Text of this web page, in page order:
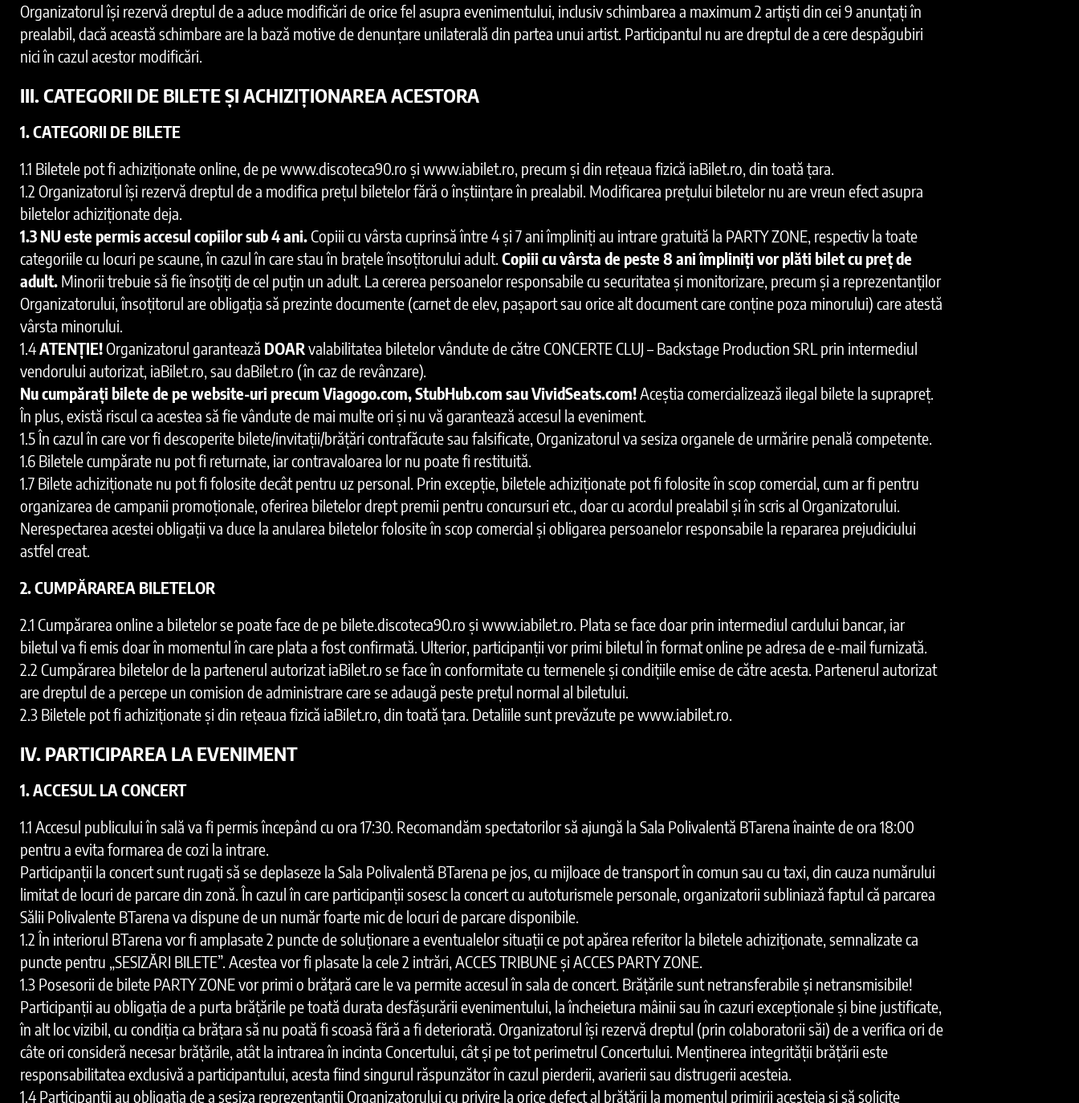
Organizatorul își rezervă dreptul de a aduce modificări de orice fel asupra evenimentului, inclusiv schimbarea a maximum 2 artiști din cei 9 anunțați în
prealabil, dacă această schimbare are la bază motive de denunțare unilaterală din partea unui artist. Participantul nu are dreptul de a cere despăgubiri
nici în cazul acestor modificări.
III. CATEGORII DE BILETE ȘI ACHIZIȚIONAREA ACESTORA
1. CATEGORII DE BILETE
1.1 Biletele pot fi achiziționate online, de pe www.discoteca90.ro și www.iabilet.ro, precum și din rețeaua fizică iaBilet.ro, din toată țara.
1.2 Organizatorul își rezervă dreptul de a modifica prețul biletelor fără o înștiințare în prealabil. Modificarea prețului biletelor nu are vreun efect asupra
biletelor achiziționate deja.
1.3 NU este permis accesul copiilor sub 4 ani.Copiii cu vârsta cuprinsă între 4 și 7 ani împliniți au intrare gratuită la PARTY ZONE, respectiv la toate
categoriile cu locuri pe scaune, în cazul în care stau în brațele însoțitorului adult. Copiii cu vârsta de peste 8 ani împliniți vor plăti bilet cu preț de
adult. Minorii trebuie să fie însoțiți de cel puțin un adult. La cererea persoanelor responsabile cu securitatea și monitorizare, precum și a reprezentanților
Organizatorului, însoțitorul are obligația să prezinte documente (carnet de elev, pașaport sau orice alt document care conține poza minorului) care atestă
vârsta minorului.
1.4ATENȚIE!Organizatorul garantează DOARvalabilitatea biletelor vândute de către CONCERTE CLUJ – Backstage Production SRL prin intermediul
vendorului autorizat, iaBilet.ro, sau daBilet.ro (în caz de revânzare).
Nu cumpărați bilete de pe website-uri precum Viagogo.com, StubHub.com sau VividSeats.com!Aceștia comercializează ilegal bilete la suprapreț.
În plus, există riscul ca acestea să fie vândute de mai multe ori și nu vă garantează accesul la eveniment.
1.5 În cazul în care vor fi descoperite bilete/invitații/brățări contrafăcute sau falsificate, Organizatorul va sesiza organele de urmărire penală competente.
1.6 Biletele cumpărate nu pot fi returnate, iar contravaloarea lor nu poate fi restituită.
1.7 Bilete achiziționate nu pot fi folosite decât pentru uz personal. Prin excepție, biletele achiziționate pot fi folosite în scop comercial, cum ar fi pentru
organizarea de campanii promoționale, oferirea biletelor drept premii pentru concursuri etc., doar cu acordul prealabil și în scris al Organizatorului.
Nerespectarea acestei obligații va duce la anularea biletelor folosite în scop comercial și obligarea persoanelor responsabile la repararea prejudiciului
astfel creat.
2. CUMPĂRAREA BILETELOR
2.1 Cumpărarea online a biletelor se poate face de pe bilete.discoteca90.ro și www.iabilet.ro. Plata se face doar prin intermediul cardului bancar, iar
biletul va fi emis doar în momentul în care plata a fost confirmată. Ulterior, participanții vor primi biletul în format online pe adresa de e-mail furnizată.
2.2 Cumpărarea biletelor de la partenerul autorizat iaBilet.ro se face în conformitate cu termenele și condițiile emise de către acesta. Partenerul autorizat
are dreptul de a percepe un comision de administrare care se adaugă peste prețul normal al biletului.
2.3 Biletele pot fi achiziționate și din rețeaua fizică iaBilet.ro, din toată țara. Detaliile sunt prevăzute pe www.iabilet.ro.
IV. PARTICIPAREA LA EVENIMENT
1. ACCESUL LA CONCERT
1.1 Accesul publicului în sală va fi permis începând cu ora 17:30. Recomandăm spectatorilor să ajungă la Sala Polivalentă BTarena înainte de ora 18:00
pentru a evita formarea de cozi la intrare.
Participanții la concert sunt rugați să se deplaseze la Sala Polivalentă BTarena pe jos, cu mijloace de transport în comun sau cu taxi, din cauza numărului
limitat de locuri de parcare din zonă. În cazul în care participanții sosesc la concert cu autoturismele personale, organizatorii subliniază faptul că parcarea
Sălii Polivalente BTarena va dispune de un număr foarte mic de locuri de parcare disponibile.
1.2 În interiorul BTarena vor fi amplasate 2 puncte de soluționare a eventualelor situații ce pot apărea referitor la biletele achiziționate, semnalizate ca
puncte pentru „SESIZĂRI BILETE”. Acestea vor fi plasate la cele 2 intrări, ACCES TRIBUNE și ACCES PARTY ZONE.
1.3 Posesorii de bilete PARTY ZONE vor primi o brățară care le va permite accesul în sala de concert. Brățările sunt netransferabile și netransmisibile!
Participanții au obligația de a purta brățările pe toată durata desfășurării evenimentului, la încheietura mâinii sau în cazuri excepționale și bine justificate,
în alt loc vizibil, cu condiția ca brățara să nu poată fi scoasă fără a fi deteriorată. Organizatorul își rezervă dreptul (prin colaboratorii săi) de a verifica ori de
câte ori consideră necesar brățările, atât la intrarea în incinta Concertului, cât şi pe tot perimetrul Concertului. Menținerea integrității brățării este
responsabilitatea exclusivă a participantului, acesta fiind singurul răspunzător în cazul pierderii, avarierii sau distrugerii acesteia.
1.4 Participanții au obligația de a sesiza reprezentanții Organizatorului cu privire la orice defect al brățării la momentul primirii acesteia și să solicite